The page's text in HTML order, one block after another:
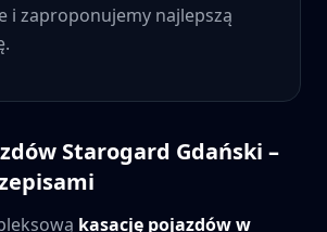
i zaproponujemy najlepszą
Starogard Gdański –
kasację pojazdów w